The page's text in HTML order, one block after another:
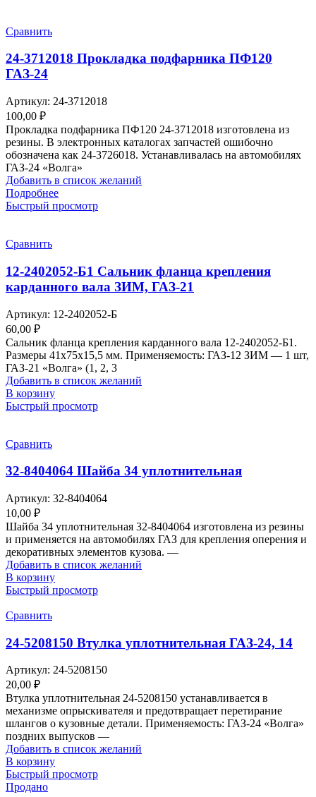
Сравнить
24-3712018 Прокладка подфарника ПФ120
ГАЗ-24
Артикул: 24-3712018
100,00 ₽
Прокладка подфарника ПФ120 24-3712018 изготовлена из
резины. В электронных каталогах запчастей ошибочно
обозначена как 24-3726018. Устанавливалась на автомобилях
ГАЗ-24 «Волга»
Добавить в список желаний
Подробнее
Быстрый просмотр
Сравнить
12-2402052-Б1 Сальник фланца крепления
карданного вала ЗИМ, ГАЗ-21
Артикул: 12-2402052-Б
60,00 ₽
Сальник фланца крепления карданного вала 12-2402052-Б1.
Размеры 41х75х15,5 мм. Применяемость: ГАЗ-12 ЗИМ — 1 шт,
ГАЗ-21 «Волга» (1, 2, 3
Добавить в список желаний
В корзину
Быстрый просмотр
Сравнить
32-8404064 Шайба 34 уплотнительная
Артикул: 32-8404064
10,00 ₽
Шайба 34 уплотнительная 32-8404064 изготовлена из резины
и применяется на автомобилях ГАЗ для крепления оперения и
декоративных элементов кузова. —
Добавить в список желаний
В корзину
Быстрый просмотр
Сравнить
24-5208150 Втулка уплотнительная ГАЗ-24, 14
Артикул: 24-5208150
20,00 ₽
Втулка уплотнительная 24-5208150 устанавливается в
механизме опрыскивателя и предотвращает перетирание
шлангов о кузовные детали. Применяемость: ГАЗ-24 «Волга»
поздних выпусков —
Добавить в список желаний
В корзину
Быстрый просмотр
Продано